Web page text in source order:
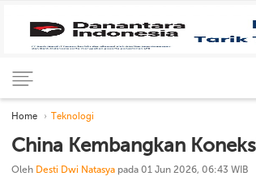
Home Teknologi
China Kembangkan
Oleh Desti Dwi Natasya pada 01 Jun 2026, 06:43 WIB